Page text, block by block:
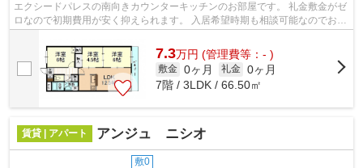
エクシードパレスの南向きカウンターキッチンのお部屋です。 礼金敷金がゼ
ロなので初期費用が安く抑えられます。 入居希望時期も相談可能なのでお声
7.3万円 (管理費等：- )
敷金 0ヶ月 礼金 0ヶ月
7階 / 3LDK / 66.50㎡
賃貸 | アパート アンジュ ニシオ
敷0